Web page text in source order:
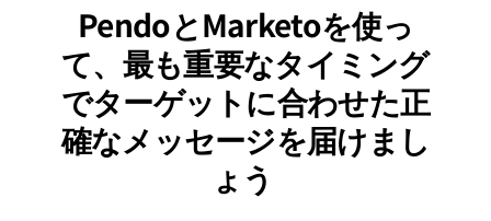
PendoとMarketoを使っ
て、最も重要なタイミング
でターゲットに合わせた正
確なメッセージを届けまし
ょう